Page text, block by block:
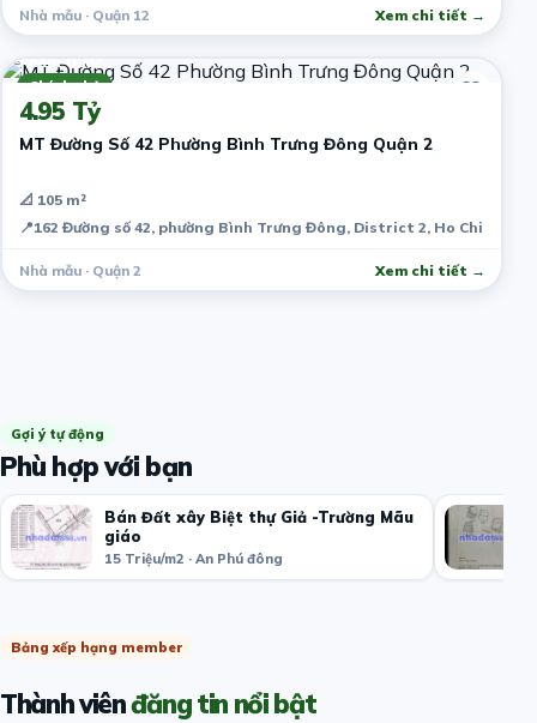
Nhà mẫu · Quận 12 Xem chi tiết →
Chính chủ
7 năm trước
4.95 Tỷ
MT Đường Số 42 Phường Bình Trưng Đông Quận 2
📐 105 m²
📍162 Đường số 42, phường Bình Trưng Đông, District 2, Ho Chi Minh
Nhà mẫu · Quận 2 Xem chi tiết →
Gợi ý tự động
Phù hợp với bạn
Bán Đất xây Biệt thự Giả -Trường Mãu
giáo
15 Triệu/m2 · An Phú đông
Bảng xếp hạng member
Thành viênđăng tin nổi bật